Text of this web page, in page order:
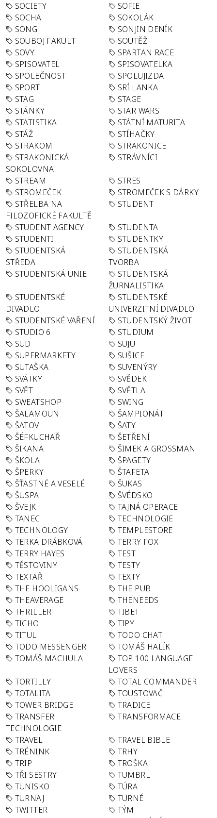
SOCIETY
SOFIE
SOCHA
SOKOLÁK
SONG
SONJIN DENÍK
SOUBOJ FAKULT
SOUTĚŽ
SOVY
SPARTAN RACE
SPISOVATEL
SPISOVATELKA
SPOLEČNOST
SPOLUJIZDA
SPORT
SRÍ LANKA
STAG
STAGE
STÁNKY
STAR WARS
STATISTIKA
STÁTNÍ MATURITA
STÁŽ
STÍHAČKY
STRAKOM
STRAKONICE
STRAKONICKÁ
SOKOLOVNA
STRÁVNÍCI
STREAM
STRES
STROMEČEK
STROMEČEK S DÁRKY
STŘELBA NA
FILOZOFICKÉ FAKULTĚ
STUDENT
STUDENT AGENCY
STUDENTA
STUDENTI
STUDENTKY
STUDENTSKÁ
STŘEDA
STUDENTSKÁ
TVORBA
STUDENTSKÁ UNIE
STUDENTSKÁ
ŽURNALISTIKA
STUDENTSKÉ
DIVADLO
STUDENTSKÉ
UNIVERZITNÍ DIVADLO
STUDENTSKÉ VAŘENÍ
STUDENTSKÝ ŽIVOT
STUDIO 6
STUDIUM
SUD
SUJU
SUPERMARKETY
SUŠICE
SUTAŠKA
SUVENÝRY
SVÁTKY
SVĚDEK
SVĚT
SVĚTLA
SWEATSHOP
SWING
ŠALAMOUN
ŠAMPIONÁT
ŠATOV
ŠATY
ŠÉFKUCHAŘ
ŠETŘENÍ
ŠIKANA
ŠIMEK A GROSSMAN
ŠKOLA
ŠPAGETY
ŠPERKY
ŠTAFETA
ŠŤASTNÉ A VESELÉ
ŠUKAS
ŠUSPA
ŠVÉDSKO
ŠVEJK
TAJNÁ OPERACE
TANEC
TECHNOLOGIE
TECHNOLOGY
TEMPLESTORE
TERKA DRÁBKOVÁ
TERRY FOX
TERRY HAYES
TEST
TĚSTOVINY
TESTY
TEXTAŘ
TEXTY
THE HOOLIGANS
THE PUB
THEAVERAGE
THENEEDS
THRILLER
TIBET
TICHO
TIPY
TITUL
TODO CHAT
TODO MESSENGER
TOMÁŠ HALÍK
TOMÁŠ MACHULA
TOP 100 LANGUAGE
LOVERS
TORTILLY
TOTAL COMMANDER
TOTALITA
TOUSTOVAČ
TOWER BRIDGE
TRADICE
TRANSFER
TECHNOLOGIE
TRANSFORMACE
TRAVEL
TRAVEL BIBLE
TRÉNINK
TRHY
TRIP
TROŠKA
TŘI SESTRY
TUMBRL
TUNISKO
TÚRA
TURNAJ
TURNÉ
TWITTER
TÝM